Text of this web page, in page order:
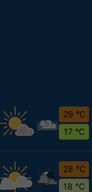
29 °C
17 °C
28 °C
18 °C